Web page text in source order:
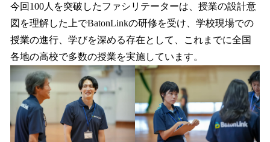
今回100人を突破したファシリテーターは、授業の設計意
図を理解した上でBatonLinkの研修を受け、学校現場での
授業の進行、学びを深める存在として、これまでに全国
各地の高校で多数の授業を実施しています。